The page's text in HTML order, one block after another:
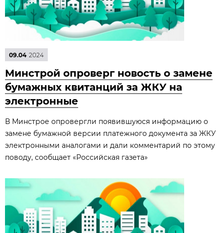
09.04 2024
Минстрой опроверг новость о замене
бумажных квитанций за ЖКУ на
электронные
В Минстрое опровергли появившуюся информацию о
замене бумажной версии платежного документа за ЖКУ
электронными аналогами и дали комментарий по этому
поводу, сообщает «Российская газета»